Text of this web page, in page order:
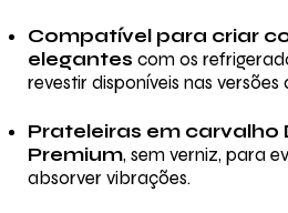
Compatível para criar
elegantes com os
revestir disponíveis nas
Prateleiras em carvalho
Premium, sem verniz, para
absorver vibrações.